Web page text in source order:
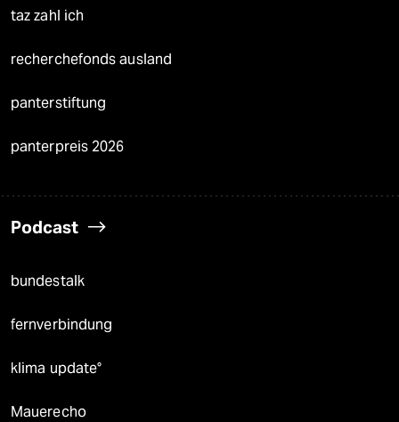
taz zahl ich
recherchefonds ausland
panterstiftung
panterpreis 2026
Podcast
bundestalk
fernverbindung
klima update°
Mauerecho